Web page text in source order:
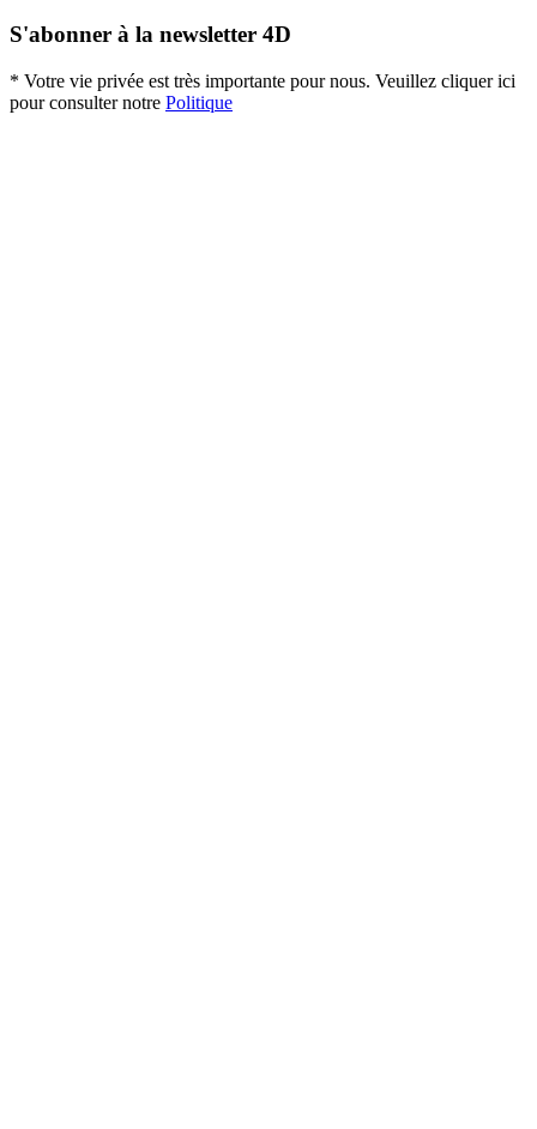
S'abonner à la newsletter 4D
* Votre vie privée est très importante pour nous. Veuillez cliquer ici
pour consulter notre Politique